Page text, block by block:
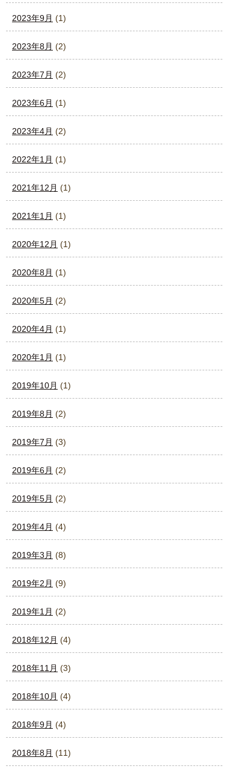
2023年9月 (1)
2023年8月 (2)
2023年7月 (2)
2023年6月 (1)
2023年4月 (2)
2022年1月 (1)
2021年12月 (1)
2021年1月 (1)
2020年12月 (1)
2020年8月 (1)
2020年5月 (2)
2020年4月 (1)
2020年1月 (1)
2019年10月 (1)
2019年8月 (2)
2019年7月 (3)
2019年6月 (2)
2019年5月 (2)
2019年4月 (4)
2019年3月 (8)
2019年2月 (9)
2019年1月 (2)
2018年12月 (4)
2018年11月 (3)
2018年10月 (4)
2018年9月 (4)
2018年8月 (11)